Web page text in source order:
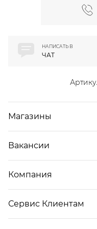
НАПИСАТЬ В
ЧАТ
Магазины
Вакансии
Компания
Сервис Клиентам